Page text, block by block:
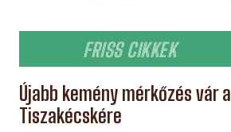
FRISS CIKKEK
Újabb kemény mérkőzés vár a
Tiszakécskére